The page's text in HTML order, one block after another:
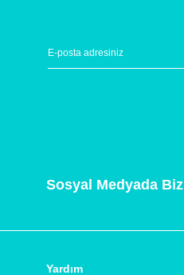
Sosyal Medyada Biz
Yardım